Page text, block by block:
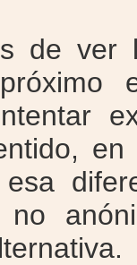
de ver
no